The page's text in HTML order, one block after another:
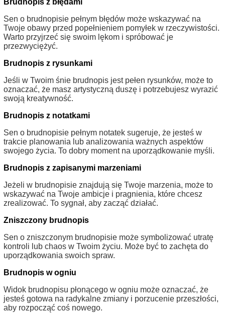
Brudnopis z błędami
Sen o brudnopisie pełnym błędów może wskazywać na
Twoje obawy przed popełnieniem pomyłek w rzeczywistości.
Warto przyjrzeć się swoim lękom i spróbować je
przezwyciężyć.
Brudnopis z rysunkami
Jeśli w Twoim śnie brudnopis jest pełen rysunków, może to
oznaczać, że masz artystyczną duszę i potrzebujesz wyrazić
swoją kreatywność.
Brudnopis z notatkami
Sen o brudnopisie pełnym notatek sugeruje, że jesteś w
trakcie planowania lub analizowania ważnych aspektów
swojego życia. To dobry moment na uporządkowanie myśli.
Brudnopis z zapisanymi marzeniami
Jeżeli w brudnopisie znajdują się Twoje marzenia, może to
wskazywać na Twoje ambicje i pragnienia, które chcesz
zrealizować. To sygnał, aby zacząć działać.
Zniszczony brudnopis
Sen o zniszczonym brudnopisie może symbolizować utratę
kontroli lub chaos w Twoim życiu. Może być to zachęta do
uporządkowania swoich spraw.
Brudnopis w ogniu
Widok brudnopisu płonącego w ogniu może oznaczać, że
jesteś gotowa na radykalne zmiany i porzucenie przeszłości,
aby rozpocząć coś nowego.